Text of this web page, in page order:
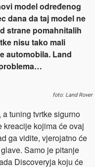
model određenog
dana da taj model ne
strane pomahnitalih
nisu tako mali
automobila. Land
foto: Land Rover
tuning tvrtke sigurno
kojima će ovaj
ga vidite, vjerojatno će
Samo je pitanje
Discoveryja koju će